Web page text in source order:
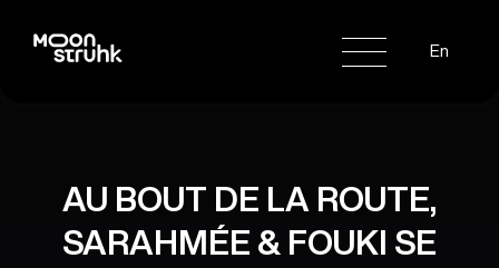
En
AU BOUT DE LA ROUTE,
SARAHMÉE & FOUKI SE